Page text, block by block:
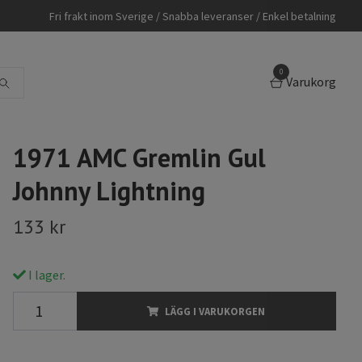
Fri frakt inom Sverige / Snabba leveranser / Enkel betalning
0
Varukorg
1971 AMC Gremlin Gul
Johnny Lightning
133 kr
I lager.
LÄGG I VARUKORGEN